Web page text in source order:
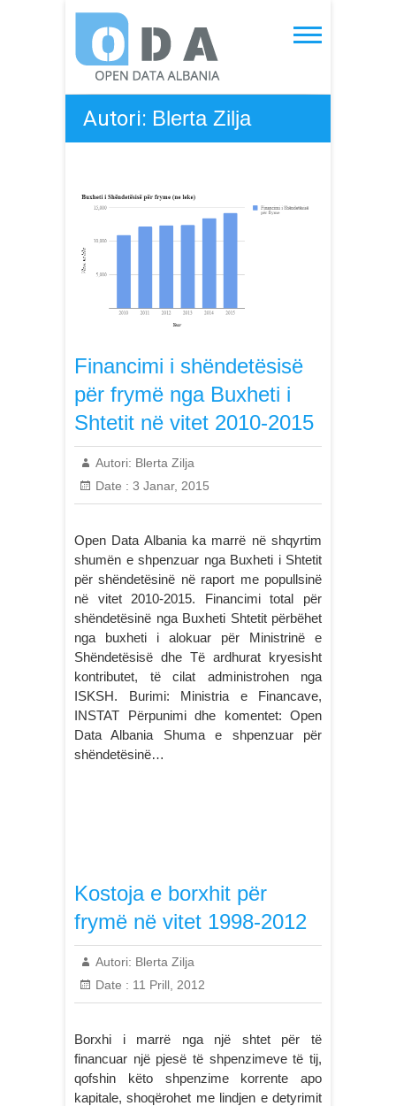
content
Open Data Albania
Autori: Blerta Zilja
Financimi i shëndetësisë
për frymë nga Buxheti i
Shtetit në vitet 2010-2015
Autori: Blerta Zilja
Date : 3 Janar, 2015
Open Data Albania ka marrë në shqyrtim
shumën e shpenzuar nga Buxheti i Shtetit
për shëndetësinë në raport me popullsinë
në vitet 2010-2015. Financimi total për
shëndetësinë nga Buxheti Shtetit përbëhet
nga buxheti i alokuar për Ministrinë e
Shëndetësisë dhe Të ardhurat kryesisht
kontributet, të cilat administrohen nga
ISKSH. Burimi: Ministria e Financave,
INSTAT Përpunimi dhe komentet: Open
Data Albania Shuma e shpenzuar për
shëndetësinë…
Kostoja e borxhit për
frymë në vitet 1998-2012
Autori: Blerta Zilja
Date : 11 Prill, 2012
Borxhi i marrë nga një shtet për të
financuar një pjesë të shpenzimeve të tij,
qofshin këto shpenzime korrente apo
kapitale, shoqërohet me lindjen e detyrimit